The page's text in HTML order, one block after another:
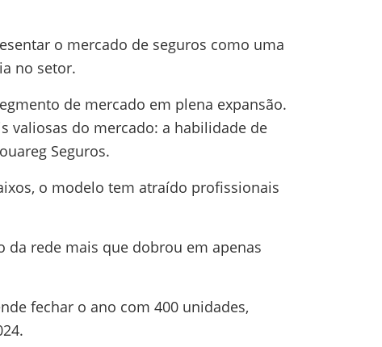
o mercado de seguros como uma
no setor.
de mercado em plena expansão.
valiosas do mercado: a habilidade de
Seguros.
o modelo tem atraído profissionais
da rede mais que dobrou em apenas
fechar o ano com 400 unidades,